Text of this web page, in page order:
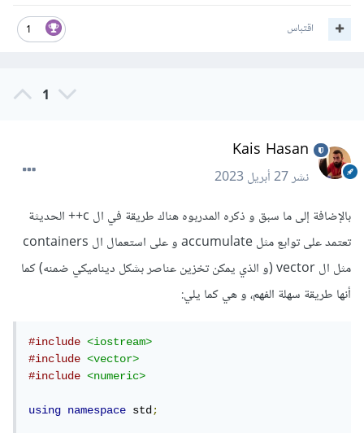
1 اقتباس
1
Kais Hasan
نشر27 أبريل 2023
بالإضافة إلى ما سبق و ذكره المدربوه هناك طريقة في ال c++ الحديثة
تعتمد على توابع مثل accumulate و على استعمال ال containers
مثل ال vector (و الذي يمكن تخزين عناصر بشكل ديناميكي ضمنه) كما
أنها طريقة سهلة الفهم، و هي كما يلي:
#include
<iostream>
#include
<vector>
#include
<numeric>
using namespace std;